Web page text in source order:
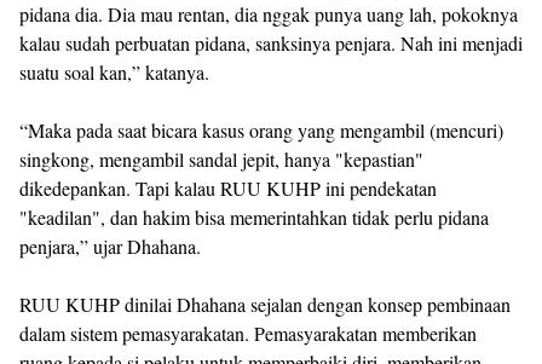
pidana dia. Dia mau rentan, dia nggak punya uang lah, pokoknya
kalau sudah perbuatan pidana, sanksinya penjara. Nah ini menjadi
suatu soal kan,” katanya.
“Maka pada saat bicara kasus orang yang mengambil (mencuri)
singkong, mengambil sandal jepit, hanya "kepastian"
dikedepankan. Tapi kalau RUU KUHP ini pendekatan
"keadilan", dan hakim bisa memerintahkan tidak perlu pidana
penjara,” ujar Dhahana.
RUU KUHP dinilai Dhahana sejalan dengan konsep pembinaan
dalam sistem pemasyarakatan. Pemasyarakatan memberikan